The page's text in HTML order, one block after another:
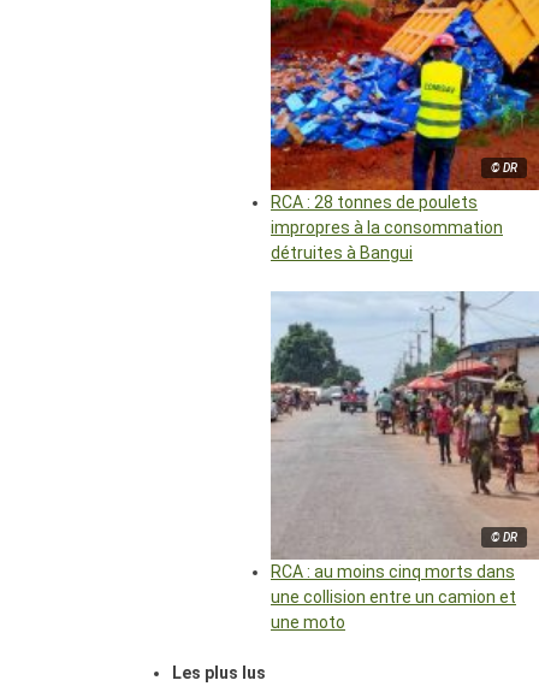
© DR
RCA : 28 tonnes de poulets
impropres à la consommation
détruites à Bangui
© DR
RCA : au moins cinq morts dans
une collision entre un camion et
une moto
Les plus lus